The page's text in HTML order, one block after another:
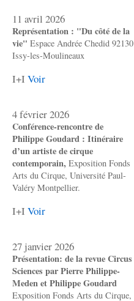
11 avril 2026
Représentation : "Du côté de la
vie" Espace Andrée Chedid 92130
Issy-les-Moulineaux
I+I Voir
4 février 2026
Conférence-rencontre de
Philippe Goudard : Itinéraire
d’un artiste de cirque
contemporain, Exposition Fonds
Arts du Cirque, Université Paul-
Valéry Montpellier.
I+I Voir
27 janvier 2026
Présentation: de la revue Circus
Sciences par Pierre Philippe-
Meden et Philippe Goudard
Exposition Fonds Arts du Cirque,